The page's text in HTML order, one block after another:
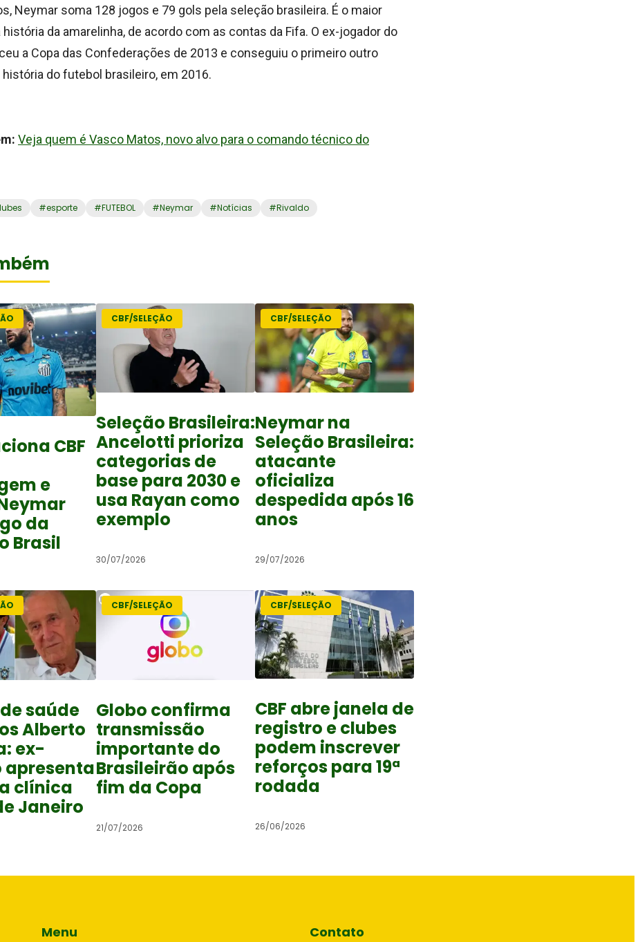
Neymar soma 128 jogos e 79 gols pela seleção brasileira. É o maior
história da amarelinha, de acordo com as contas da Fifa. O ex-jogador do
a Copa das Confederações de 2013 e conseguiu o primeiro outro
do futebol brasileiro, em 2016.
Veja quem é Vasco Matos, novo alvo para o comando técnico do
#esporte #FUTEBOL #Neymar #Notícias #Rivaldo
CBF
e
da
Brasil
CBF/SELEÇÃO
Seleção Brasileira:
Ancelotti prioriza
categorias de
base para 2030 e
usa Rayan como
exemplo
30/07/2026
CBF/SELEÇÃO
Neymar na
Seleção Brasileira:
atacante
oficializa
despedida após 16
anos
29/07/2026
saúde
Alberto
ex-
apresenta
clínica
Janeiro
CBF/SELEÇÃO
Globo confirma
transmissão
importante do
Brasileirão após
fim da Copa
21/07/2026
CBF/SELEÇÃO
CBF abre janela de
registro e clubes
podem inscrever
reforços para 19ª
rodada
26/06/2026
Menu Contato